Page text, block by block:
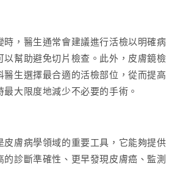
時，醫生通常會建議進行活檢以明確病
以幫助避免切片檢查。此外，皮膚鏡檢
醫生選擇最合適的活檢部位，從而提高
大限度地減少不必要的手術。
皮膚病學領域的重要工具，它能夠提供
的診斷準確性、更早發現皮膚癌、監測